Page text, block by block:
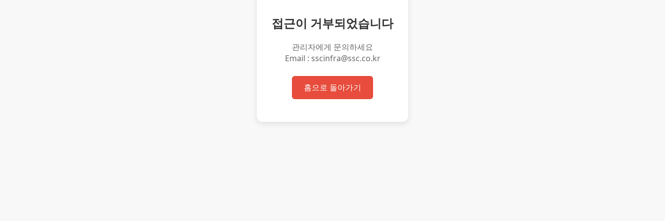
접근이 거부되었습니다
관리자에게 문의하세요
Email : sscinfra@ssc.co.kr
홈으로 돌아가기